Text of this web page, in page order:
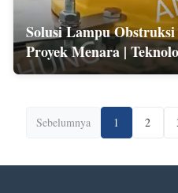
Solusi Lampu
Proyek Menara |
Sebelumnya 1 2